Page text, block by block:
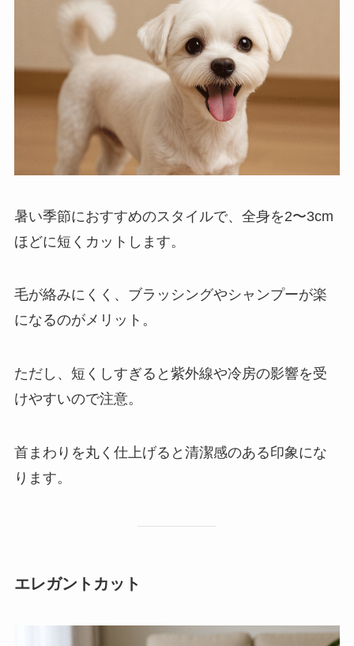
暑い季節におすすめのスタイルで、全身を2〜3cm
ほどに短くカットします。
毛が絡みにくく、ブラッシングやシャンプーが楽
になるのがメリット。
ただし、短くしすぎると紫外線や冷房の影響を受
けやすいので注意。
首まわりを丸く仕上げると清潔感のある印象にな
ります。
エレガントカット